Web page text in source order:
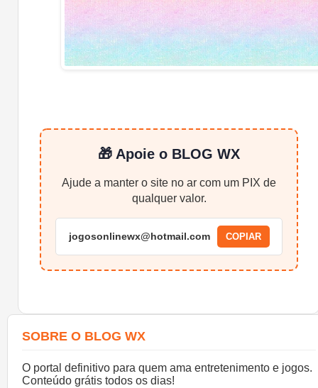
🎁 Apoie o BLOG WX
Ajude a manter o site no ar com um PIX de
qualquer valor.
jogosonlinewx@hotmail.com COPIAR
SOBRE O BLOG WX
O portal definitivo para quem ama entretenimento e jogos.
Conteúdo grátis todos os dias!